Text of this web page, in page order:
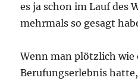
es ja schon im Lauf des
mehrmals so gesagt
Wenn man plötzlich wie
Berufungserlebnis